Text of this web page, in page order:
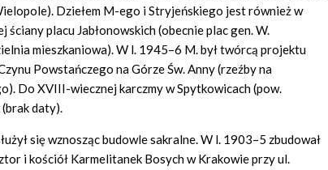
Dziełem M-ego i Stryjeńskiego jest również w
ściany placu Jabłonowskich (obecnie plac gen. W.
mieszkaniowa). W l. 1945–6 M. był twórcą projektu
Powstańczego na Górze Św. Anny (rzeźby na
Do XVIII-wiecznej karczmy w Spytkowicach (pow.
daty).
się wznosząc budowle sakralne. W l. 1903–5 zbudował
i kościół Karmelitanek Bosych w Krakowie przy ul.